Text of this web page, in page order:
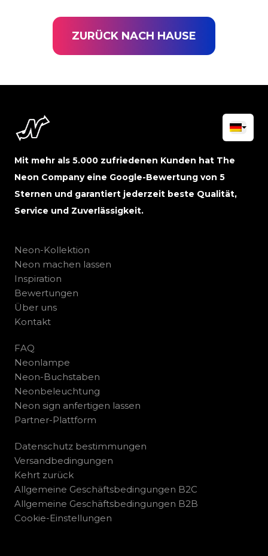
ZURÜCK NACH HAUSE
Mit mehr als 5.000 zufriedenen Kunden hat The
Neon Company eine Google-Bewertung von 5
Sternen und garantiert jederzeit beste Qualität,
Service und Zuverlässigkeit.
Neon-Kollektion
Neon machen lassen
Inspiration
Bewertungen
Über uns
Kontakt
FAQ
Neonlampe
Neon-Buchstaben
Neonbeleuchtung
Neon sign anfertigen lassen
Partner-Plattform
Datenschutz bestimmungen
Versandbedingungen
Kehrt zurück
Allgemeine Geschäftsbedingungen B2C
Allgemeine Geschäftsbedingungen B2B
Cookie-Einstellungen